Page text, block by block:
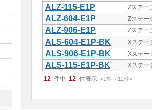
ALZ-115-E1P Zステー
ALZ-604-E1P Zステー
ALZ-906-E1P Zステー
ALS-604-E1P-BK Xステー
ALS-906-E1P-BK Xステー
ALS-115-E1P-BK
Xステー
12 件中 12 件表示 <1件～ 12件>